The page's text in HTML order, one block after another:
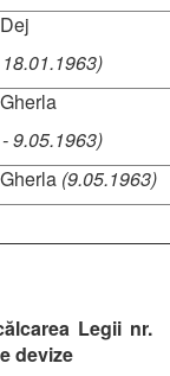
9.05.1963)
(9.05.1963)
Legii nr.
devize